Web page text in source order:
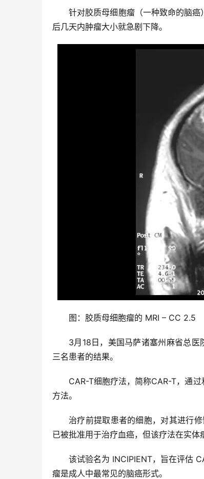
针对胶质母细胞瘤（一种致命的脑
后几天内肿瘤大小就急剧下降。
图：胶质母细胞瘤的 MRI – CC 2.5
3月18日，美国马萨诸塞州麻省总医
三名患者的结果。
CAR-T细胞疗法，简称CAR-T，通
方法。
治疗前提取患者的细胞，对其进行
已被批准用于治疗血癌，但该疗法在实体
该试验名为 INCIPIENT，旨在评估
瘤是成人中最常见的脑癌形式。